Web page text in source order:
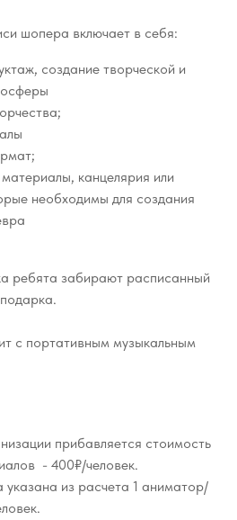
шопера включает в себя:
создание творческой и
канцелярия или
необходимы для создания
ребята забирают расписанный
с портативным музыкальным
прибавляется стоимость
- 400₽/человек.
указана из расчета 1 аниматор/